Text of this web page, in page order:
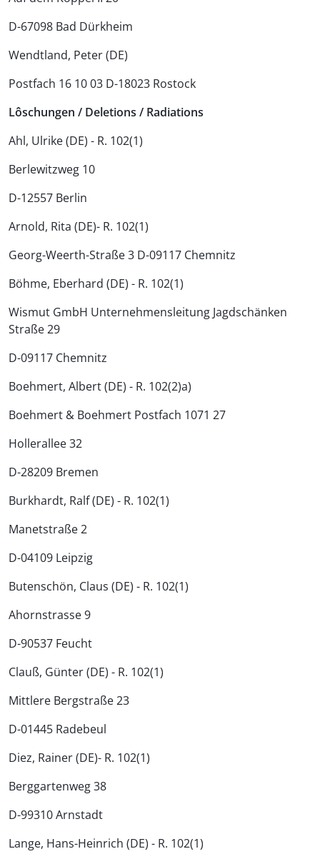
D-67098 Bad Dürkheim
Wendtland, Peter (DE)
Postfach 16 10 03 D-18023 Rostock
Lôschungen / Deletions / Radiations
Ahl, Ulrike (DE) - R. 102(1)
Berlewitzweg 10
D-12557 Berlin
Arnold, Rita (DE)- R. 102(1)
Georg-Weerth-Straße 3 D-09117 Chemnitz
Böhme, Eberhard (DE) - R. 102(1)
Wismut GmbH Unternehmensleitung Jagdschänken
Straße 29
D-09117 Chemnitz
Boehmert, Albert (DE) - R. 102(2)a)
Boehmert & Boehmert Postfach 1071 27
Hollerallee 32
D-28209 Bremen
Burkhardt, Ralf (DE) - R. 102(1)
Manetstraße 2
D-04109 Leipzig
Butenschön, Claus (DE) - R. 102(1)
Ahornstrasse 9
D-90537 Feucht
Clauß, Günter (DE) - R. 102(1)
Mittlere Bergstraße 23
D-01445 Radebeul
Diez, Rainer (DE)- R. 102(1)
Berggartenweg 38
D-99310 Arnstadt
Lange, Hans-Heinrich (DE) - R. 102(1)